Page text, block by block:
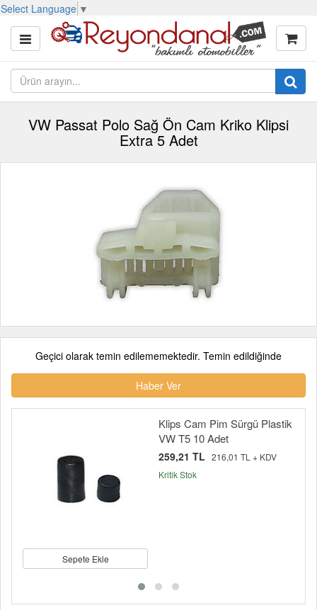
Select Language ▼
VW Passat Polo Sağ Ön Cam Kriko Klipsi
Extra 5 Adet
Geçici olarak temin edilememektedir. Temin edildiğinde
Haber Ver
Sepete Ekle
Klips Cam Pim Sürgü Plastik
VW T5 10 Adet
259,21 TL 216,01 TL + KDV
Kritik Stok